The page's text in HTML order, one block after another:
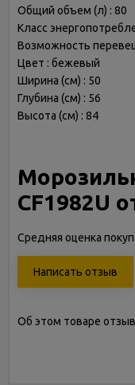
Общий объем (л) : 80
Класс
Возможность
Цвет : бежевый
Ширина (см) : 50
Глубина (см) : 56
Высота (см) : 84
CF1982U
Средняя оценка
Написать отзыв
Об этом товаре